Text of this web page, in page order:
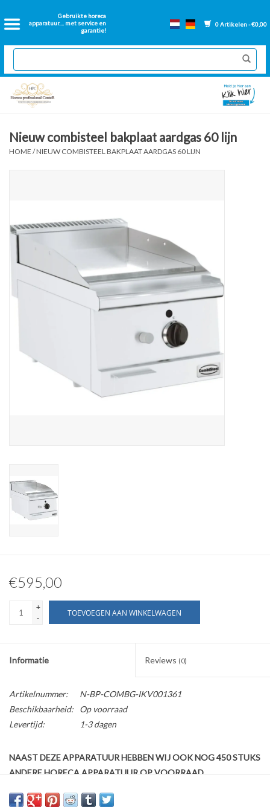
Gebruikte horeca
apparatuur.... met service en
garantie!
0 Artikelen - €0,00
Home
2dehands Horeca
Nieuwe apparatuur
GN Bakken
Ventilatie kanalen
Over ons
Nieuw combisteel bakplaat aardgas 60 lijn
HOME /NIEUW COMBISTEEL BAKPLAAT AARDGAS 60 LIJN
€595,00
+
-
TOEVOEGEN AAN WINKELWAGEN
Informatie Reviews (0)
Artikelnummer:
N-BP-COMBG-IKV001361
Beschikbaarheid:
Op voorraad
Levertijd:
1-3 dagen
NAAST DEZE APPARATUUR HEBBEN WIJ OOK NOG 450 STUKS
ANDERE HORECA APPARATUUR OP VOORRAAD
Wij bieden aan een